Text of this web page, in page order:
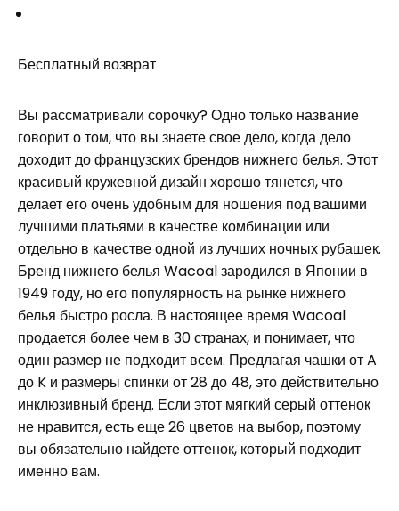
Бесплатный возврат
Вы рассматривали сорочку? Одно только название
говорит о том, что вы знаете свое дело, когда дело
доходит до французских брендов нижнего белья. Этот
красивый кружевной дизайн хорошо тянется, что
делает его очень удобным для ношения под вашими
лучшими платьями в качестве комбинации или
отдельно в качестве одной из лучших ночных рубашек.
Бренд нижнего белья Wacoal зародился в Японии в
1949 году, но его популярность на рынке нижнего
белья быстро росла. В настоящее время Wacoal
продается более чем в 30 странах, и понимает, что
один размер не подходит всем. Предлагая чашки от A
до K и размеры спинки от 28 до 48, это действительно
инклюзивный бренд. Если этот мягкий серый оттенок
не нравится, есть еще 26 цветов на выбор, поэтому
вы обязательно найдете оттенок, который подходит
именно вам.